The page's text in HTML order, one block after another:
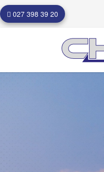
027 398 39 20